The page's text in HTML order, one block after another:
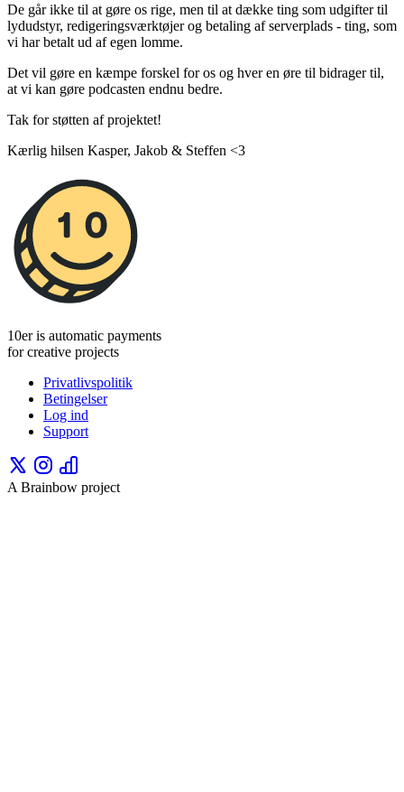
De går ikke til at gøre os rige, men til at dække ting som udgifter til
lydudstyr, redigeringsværktøjer og betaling af serverplads - ting, som
vi har betalt ud af egen lomme.
Det vil gøre en kæmpe forskel for os og hver en øre til bidrager til,
at vi kan gøre podcasten endnu bedre.
Tak for støtten af projektet!
Kærlig hilsen Kasper, Jakob & Steffen <3
10er is automatic payments
for creative projects
Privatlivspolitik
Betingelser
Log ind
Support
A Brainbow project